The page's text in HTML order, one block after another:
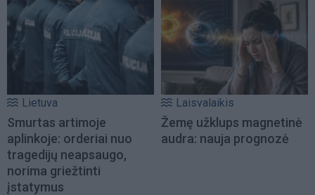
Lietuva
Smurtas artimoje
aplinkoje: orderiai nuo
tragedijų neapsaugo,
norima griežtinti
įstatymus
Laisvalaikis
Žemę užklups magnetinė
audra: nauja prognozė